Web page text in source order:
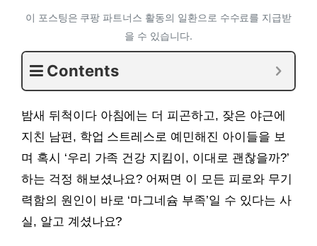
이 포스팅은 쿠팡 파트너스 활동의 일환으로 수수료를 지급받
을 수 있습니다.
Contents
밤새 뒤척이다 아침에는 더 피곤하고, 잦은 야근에
지친 남편, 학업 스트레스로 예민해진 아이들을 보
며 혹시 ‘우리 가족 건강 지킴이, 이대로 괜찮을까?’
하는 걱정 해보셨나요? 어쩌면 이 모든 피로와 무기
력함의 원인이 바로 ‘마그네슘 부족’일 수 있다는 사
실, 알고 계셨나요?